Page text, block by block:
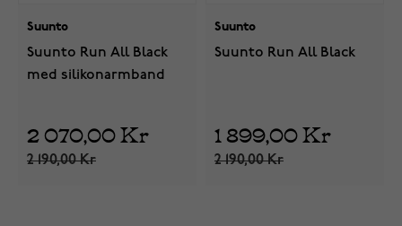
Suunto
Suunto Run All Black
med silikonarmband
2 070,00 Kr
2 190,00 Kr
Suunto
Suunto Run All Black
1 899,00 Kr
2 190,00 Kr